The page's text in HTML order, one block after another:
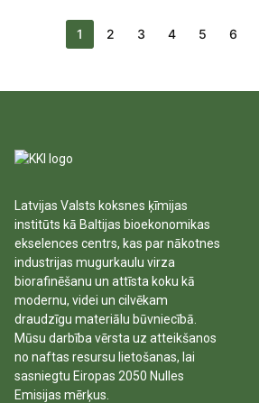
Pašreizējā lapa
1 Lapa
2 Lapa
3 Lapa
4 Lapa
5 Lapa
6
Latvijas Valsts koksnes ķīmijas
institūts kā Baltijas bioekonomikas
ekselences centrs, kas par nākotnes
industrijas mugurkaulu virza
biorafinēšanu un attīsta koku kā
modernu, videi un cilvēkam
draudzīgu materiālu būvniecībā.
Mūsu darbība vērsta uz atteikšanos
no naftas resursu lietošanas, lai
sasniegtu Eiropas 2050 Nulles
Emisijas mērķus.